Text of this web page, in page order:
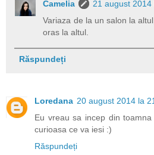
Camelia
21 august 2014
Variaza de la un salon la
oras la altul.
Răspundeți
Loredana 20 august 2014 la
Eu vreau sa incep din
curioasa ce va iesi :)
Răspundeți